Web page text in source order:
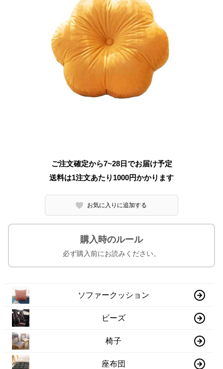
ご注文確定から7~28日でお届け予定
送料は1注文あたり 1000円かかります
お気に入りに追加する
購入時のルール
必ず購入前にお読みください。
ソファークッション
ビーズ
椅子
座布団